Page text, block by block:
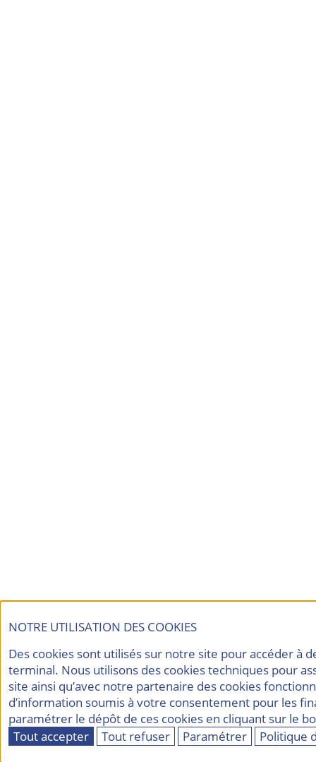
NOTRE UTILISATION DES COOKIES
Des cookies sont utilisés sur notre site pour accéder à
terminal. Nous utilisons des cookies techniques pour
site ainsi qu’avec notre partenaire des cookies
d’information soumis à votre consentement pour les
paramétrer le dépôt de ces cookies en cliquant sur le
Tout accepter
Tout refuser Paramétrer Politique